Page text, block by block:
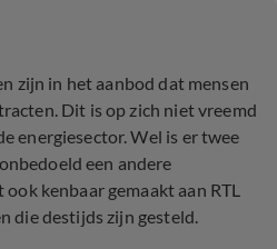
zijn in het aanbod dat mensen
Dit is op zich niet vreemd
energiesector. Wel is er twee
een andere
kenbaar gemaakt aan RTL
die destijds zijn gesteld.